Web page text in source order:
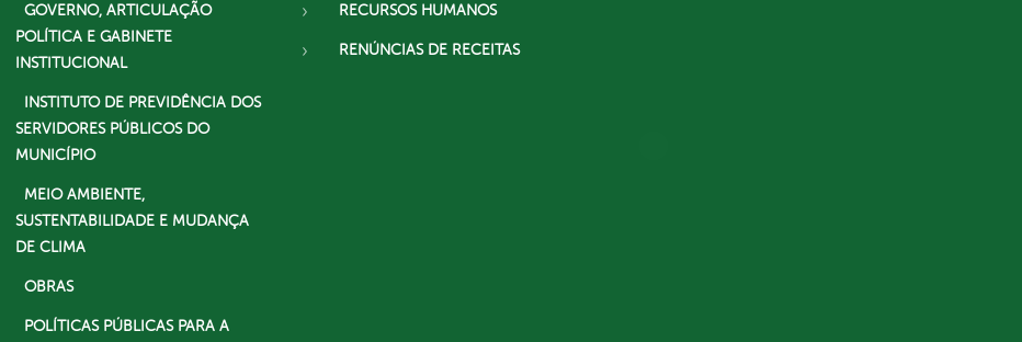
GOVERNO, ARTICULAÇÃO
POLÍTICA E GABINETE
INSTITUCIONAL
INSTITUTO DE PREVIDÊNCIA DOS
SERVIDORES PÚBLICOS DO
MUNICÍPIO
MEIO AMBIENTE,
SUSTENTABILIDADE E MUDANÇA
DE CLIMA
OBRAS
POLÍTICAS PÚBLICAS PARA A
RECURSOS HUMANOS
RENÚNCIAS DE RECEITAS